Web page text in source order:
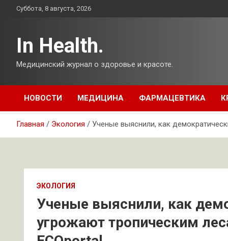
ПерейтиСуббота, 8 августа, 2026
In Health.
Медицинский журнал о здоровье и красоте.
НОВОСТИ МЕДИЦИНА ФАРМАЦЕВТИКА
Главная Экология Ученые выяснили, как
ЭКОЛОГИЯ
Ученые выяснили, как
угрожают тропическим